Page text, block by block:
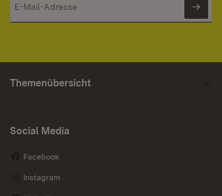
Themenübersicht
Social Media
Facebook
Instagram